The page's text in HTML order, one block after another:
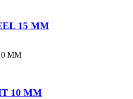
15 MM
10 MM